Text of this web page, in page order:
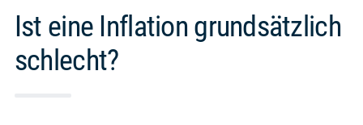
Ist eine Inflation grundsätzlich
schlecht?